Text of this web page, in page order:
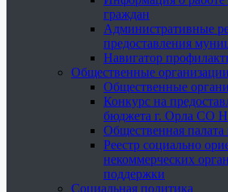
граждан
Административные
предоставления
Навигатор
Общественные организации
Общественные
Конкурс на
бюджета г. Орла СО
Общественная палата
Реестр социально
некоммерческих
поддержки
Социальная политика